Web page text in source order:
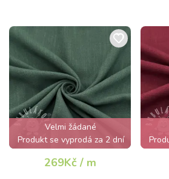
Velmi žádané
Produkt se vyprodá za 2 dní
269Kč / m